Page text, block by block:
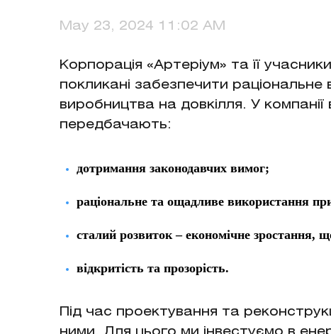
May 23, 2024 11:02 AM
Корпорація «Артеріум» та її
покликані забезпечити
виробництва на довкілля. У
передбачають:
дотримання законодавчих вимог;
раціональне та ощадливе використання
сталий розвиток – економічне зростання,
відкритість та прозорість.
Під час проектування та